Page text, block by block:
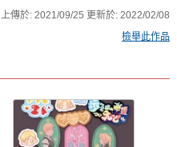
上傳於:2021/09/25 更新於:2022/02/08
檢舉此作品